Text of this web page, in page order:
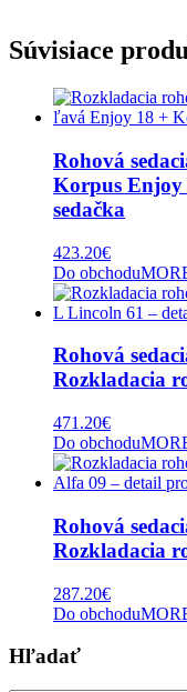
Súvisiace
Rohová
Korpus Enjoy
sedačka
423.20€
Do obchodu
Rohová
Rozkladacia
471.20€
Do obchodu
Rohová
Rozkladacia
287.20€
Do obchodu
Hľadať